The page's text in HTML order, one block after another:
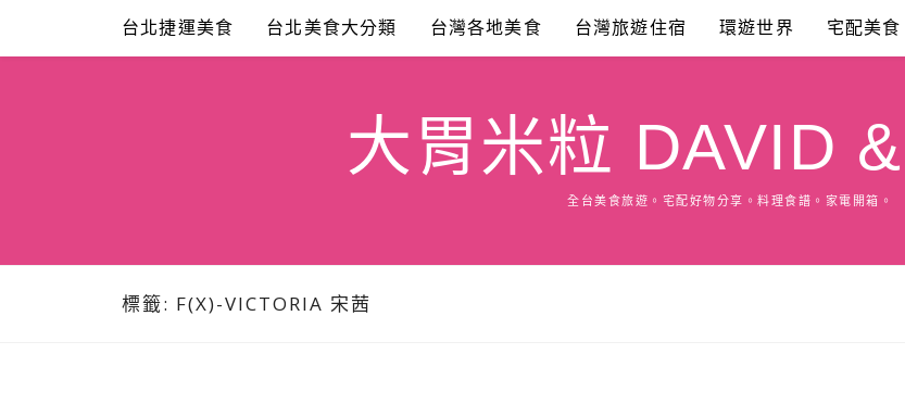
content
台北捷運美食 台北美食大分類 台灣各地美食 台灣旅遊住宿 環遊世界 宅配美食
大胃米粒 DAVID
全台美食旅遊。宅配好物分享。料理食譜。家電開箱。
標籤: F(X)-VICTORIA 宋茜